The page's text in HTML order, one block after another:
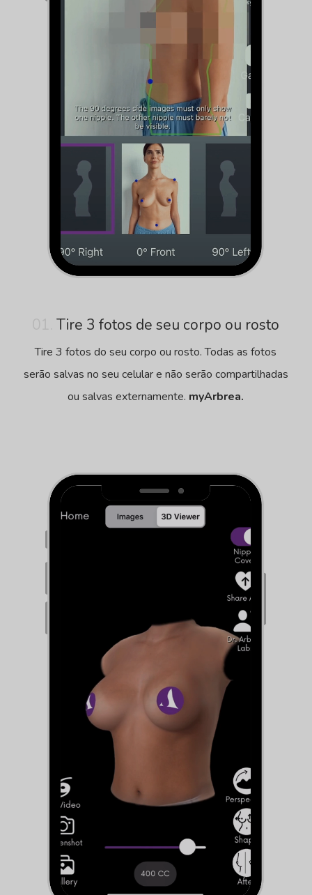
Tire 3 fotos de seu corpo ou rosto
Tire 3 fotos do seu corpo ou rosto. Todas as fotos
serão salvas no seu celular e não serão compartilhadas
ou salvas externamente. myArbrea.